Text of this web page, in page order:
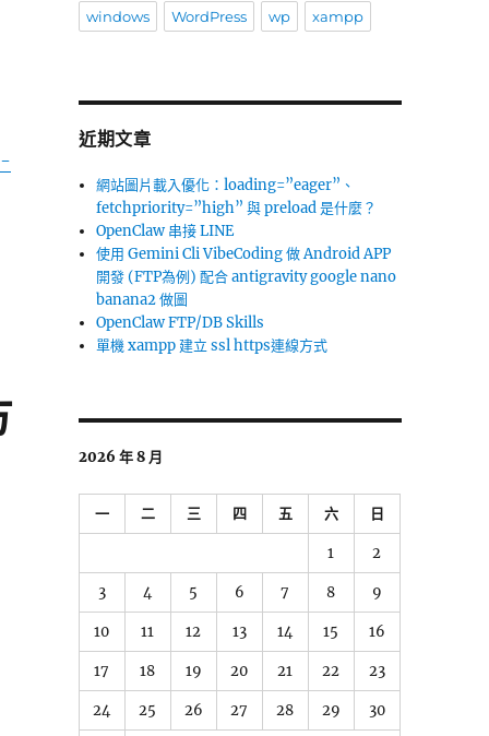
windows WordPress wp xampp
近期文章
網站圖片載入優化：loading=”eager”、
fetchpriority=”high” 與 preload 是什麼？
OpenClaw 串接 LINE
使用 Gemini Cli VibeCoding 做 Android APP
開發 (FTP為例) 配合 antigravity google nano
banana2 做圖
OpenClaw FTP/DB Skills
單機 xampp 建立 ssl https連線方式
2026 年 8 月
一 二 三 四 五 六 日
1 2
3 4 5 6 7 8 9
10 11 12 13 14 15 16
17 18 19 20 21 22 23
24 25 26 27 28 29 30